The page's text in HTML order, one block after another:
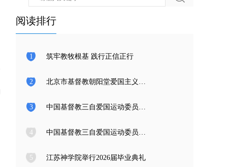
阅读排行
1 筑牢教牧根基 践行正信正行
2 北京市基督教朝阳堂爱国主义教育学习访问团一行来访
3 中国基督教三自爱国运动委员会2026年度公开招聘工作人员面试公告
4 中国基督教三自爱国运动委员会2026年度公开招聘应届高校毕业生面试公告
5 江苏神学院举行2026届毕业典礼